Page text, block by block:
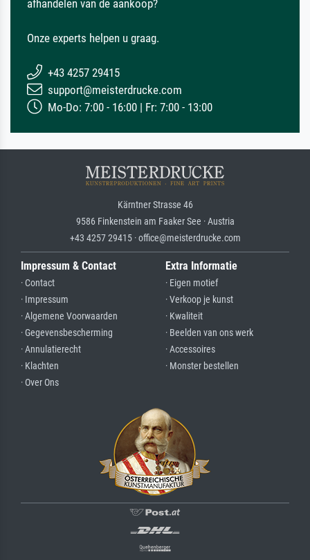
afhandelen van de aankoop?
Onze experts helpen u graag.
+43 4257 29415
support@meisterdrucke.com
Mo-Do: 7:00 - 16:00 | Fr: 7:00 - 13:00
Kärntner Strasse 46
9586 Finkenstein am Faaker See · Austria
+43 4257 29415 · office@meisterdrucke.com
Impressum & Contact
· Contact
· Impressum
· Algemene Voorwaarden
· Gegevensbescherming
· Annulatierecht
· Klachten
· Over Ons
Extra Informatie
· Eigen motief
· Verkoop je kunst
· Kwaliteit
· Beelden van ons werk
· Accessoires
· Monster bestellen